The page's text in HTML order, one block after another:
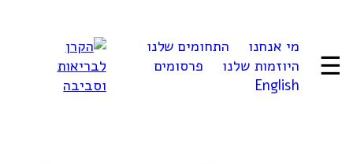
☰
מי אנחנו
התחומים שלנו
היוזמות שלנו
פרסומים
English